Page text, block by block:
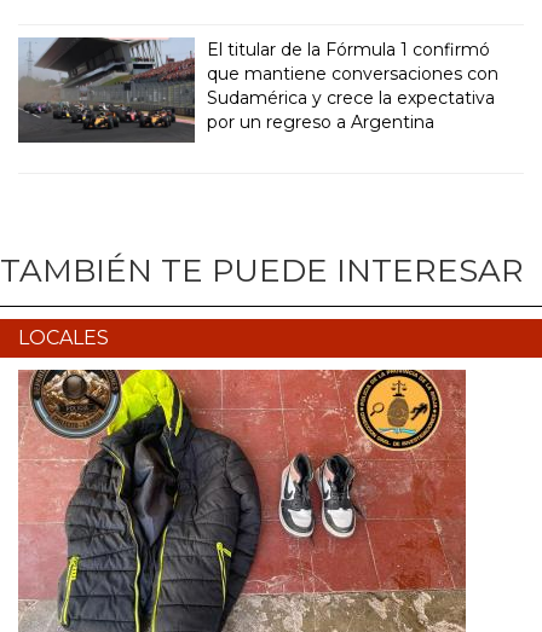
El titular de la Fórmula 1 confirmó
que mantiene conversaciones con
Sudamérica y crece la expectativa
por un regreso a Argentina
TAMBIÉN TE PUEDE INTERESAR
LOCALES